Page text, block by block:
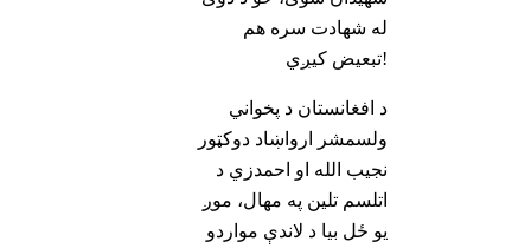
له شهادت سره هم
تبعیض کیږي!
د افغانستان د پخواني
ولسمشر ارواښاد دوکټور
نجیب الله او احمدزي د
اتلسم تلین په مهال، موږ
یو ځل بیا د لاندې مواردو